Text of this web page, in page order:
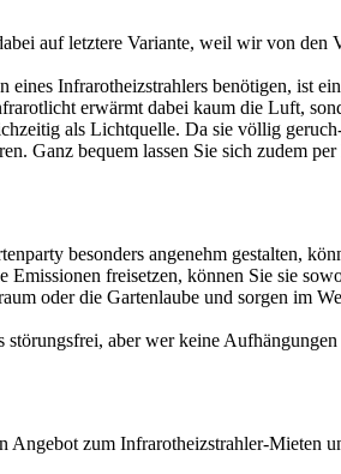
auf letztere Variante, weil wir von den
Infrarotheizstrahlers benötigen, ist
erwärmt dabei kaum die Luft,
als Lichtquelle. Da sie völlig
Ganz bequem lassen Sie sich zudem
besonders angenehm gestalten,
freisetzen, können Sie sie
oder die Gartenlaube und sorgen im
aber wer keine
Angebot zum Infrarotheizstrahler-Mieten